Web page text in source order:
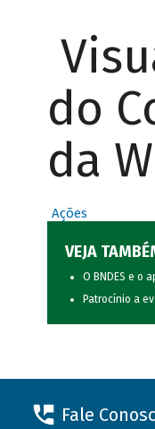
do
da
Ações
VEJA
O BNDES e o
Patrocínio a
Fale